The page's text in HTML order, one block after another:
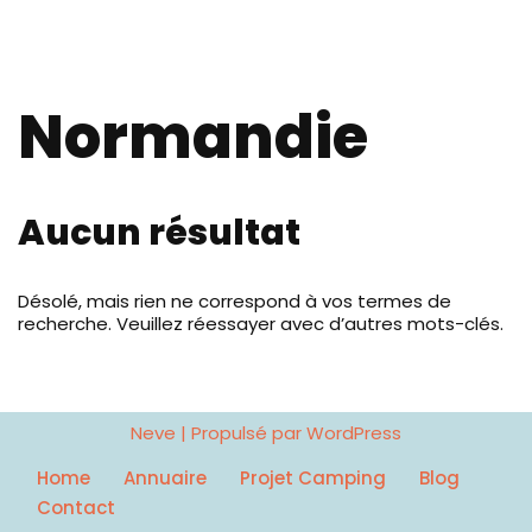
Normandie
Aucun résultat
Désolé, mais rien ne correspond à vos termes de
recherche. Veuillez réessayer avec d’autres mots-clés.
Neve | Propulsé parWordPress
Home
Annuaire Projet Camping
Blog
Contact